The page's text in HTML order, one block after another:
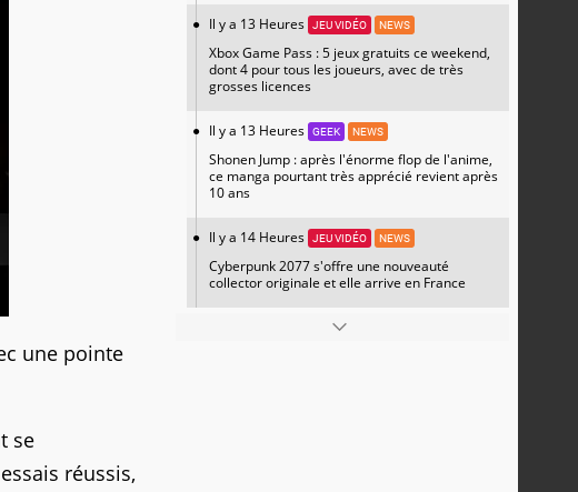
une pointe
se
réussis,
Il y a 13 Heures JEU VIDÉO NEWS
Xbox Game Pass : 5 jeux gratuits ce weekend,
dont 4 pour tous les joueurs, avec de très
grosses licences
Il y a 13 Heures GEEK NEWS
Shonen Jump : après l'énorme flop de l'anime,
ce manga pourtant très apprécié revient après
10 ans
Il y a 14 Heures JEU VIDÉO NEWS
Cyberpunk 2077 s'offre une nouveauté
collector originale et elle arrive en France